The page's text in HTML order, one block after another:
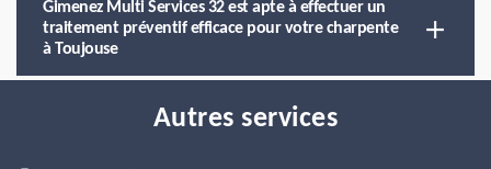
Gimenez Multi Services 32 est apte à effectuer un
traitement préventif efficace pour votre charpente
à Toujouse
Autres services